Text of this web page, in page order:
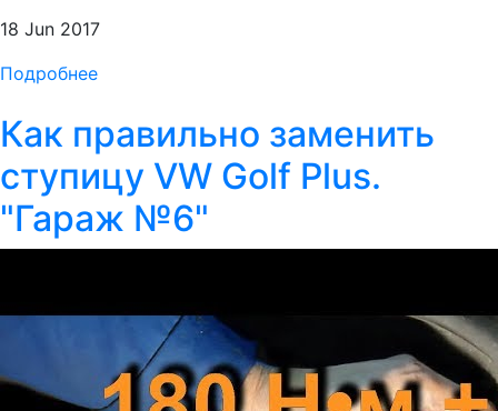
18 Jun 2017
Подробнее
Как правильно заменить
ступицу VW Golf Plus.
"Гараж №6"